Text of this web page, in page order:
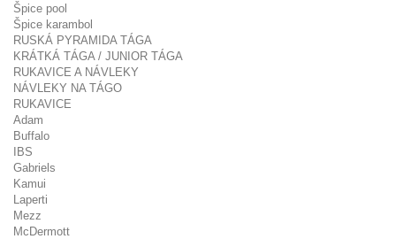
Špice pool
Špice karambol
RUSKÁ PYRAMIDA TÁGA
KRÁTKÁ TÁGA / JUNIOR TÁGA
RUKAVICE A NÁVLEKY
NÁVLEKY NA TÁGO
RUKAVICE
Adam
Buffalo
IBS
Gabriels
Kamui
Laperti
Mezz
McDermott